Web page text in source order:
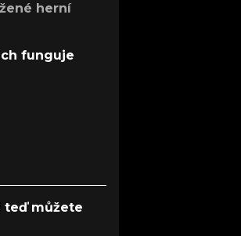
herní
funguje
teď můžete